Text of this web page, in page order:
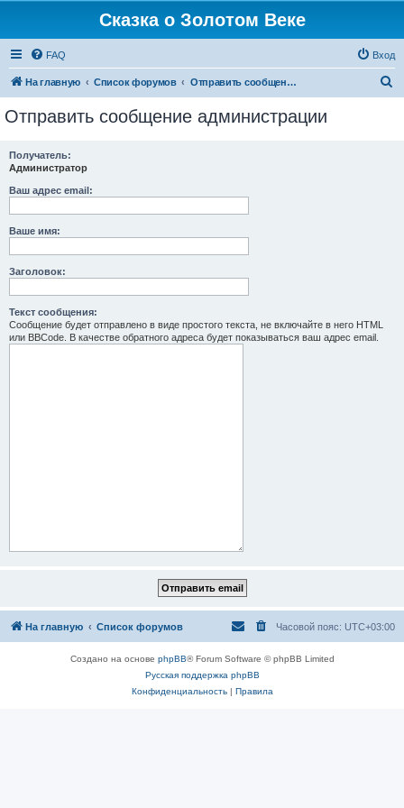
Сказка о Золотом Веке
FAQ Вход
На главную Список форумов Отправить сообщение администрации
Отправить сообщение администрации
Получатель:
Администратор
Ваш адрес email:
Ваше имя:
Заголовок:
Текст сообщения:
Сообщение будет отправлено в виде простого текста, не включайте в него HTML
или BBCode. В качестве обратного адреса будет показываться ваш адрес email.
На главную Список форумов Часовой пояс: UTC+03:00
Создано на основе phpBB® Forum Software © phpBB Limited
Русская поддержка phpBB
Конфиденциальность| Правила